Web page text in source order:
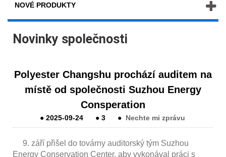
NOVÉ PRODUKTY
Novinky společnosti
Polyester Changshu prochází auditem na
místě od společnosti Suzhou Energy
Consperation
●2025-09-24 ●3 ● Nechte mi zprávu
9. září přišel do továrny auditorský tým Suzhou
Energy Conservation Center, aby vykonával práci s